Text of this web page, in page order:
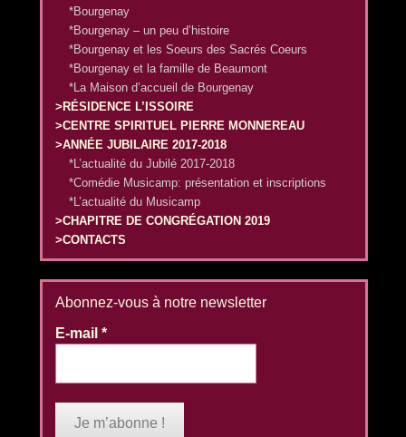
*Bourgenay
*Bourgenay – un peu d’histoire
*Bourgenay et les Soeurs des Sacrés Coeurs
*Bourgenay et la famille de Beaumont
*La Maison d’accueil de Bourgenay
>RÉSIDENCE L’ISSOIRE
>CENTRE SPIRITUEL PIERRE MONNEREAU
>ANNÉE JUBILAIRE 2017-2018
*L’actualité du Jubilé 2017-2018
*Comédie Musicamp: présentation et inscriptions
*L’actualité du Musicamp
>CHAPITRE DE CONGRÉGATION 2019
>CONTACTS
Abonnez-vous à notre newsletter
E-mail*